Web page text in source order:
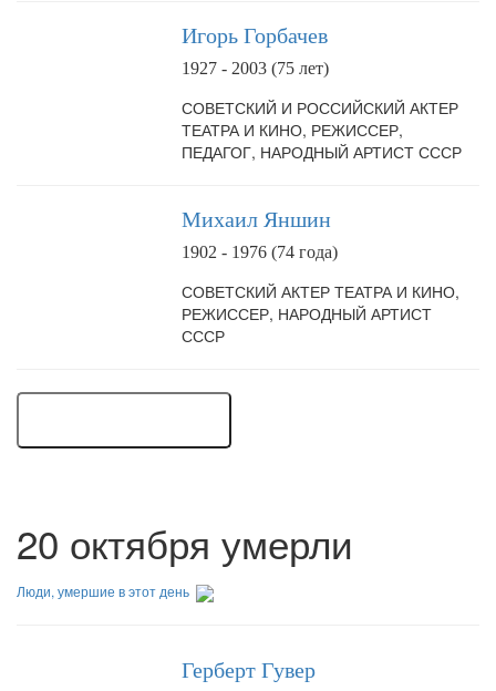
Игорь Горбачев
1927 - 2003 (75 лет)
СОВЕТСКИЙ И РОССИЙСКИЙ АКТЕР
ТЕАТРА И КИНО, РЕЖИССЕР,
ПЕДАГОГ, НАРОДНЫЙ АРТИСТ СССР
Михаил Яншин
1902 - 1976 (74 года)
СОВЕТСКИЙ АКТЕР ТЕАТРА И КИНО,
РЕЖИССЕР, НАРОДНЫЙ АРТИСТ
СССР
20 октября умерли
Люди, умершие в этот день
Герберт Гувер